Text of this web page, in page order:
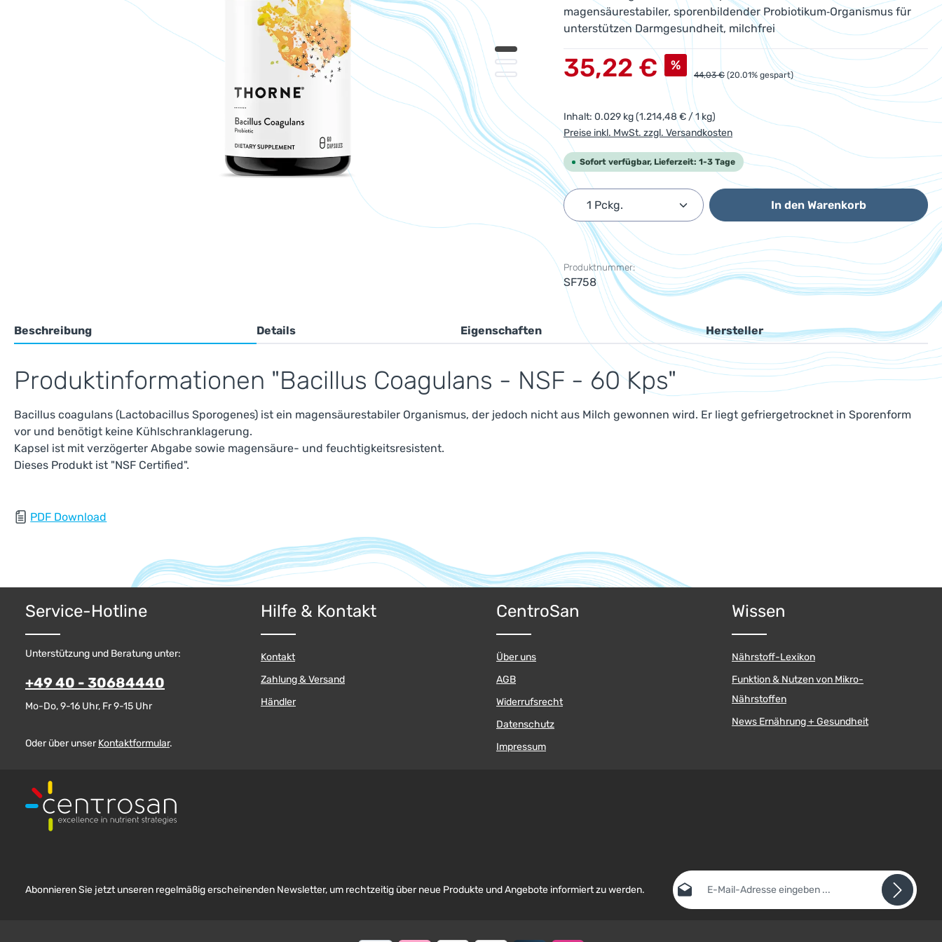
magensäurestabiler, sporenbildender Probiotikum‑Organismus für
unterstützen Darmgesundheit, milchfrei
Verkaufspreis:
35,22 € %
Regulärer Preis:
44,03 € (20.01% gespart)
Inhalt: 0.029 kg(1.214,48 € / 1 kg)
Preise inkl. MwSt. zzgl. Versandkosten
Sofort verfügbar, Lieferzeit: 1-3 Tage
Produkt Anzahl: Gib den gewünschten Wert ein
In den Warenkorb
Produktnummer:
SF758
Beschreibung Details Eigenschaften Hersteller
Produktinformationen "Bacillus Coagulans - NSF - 60 Kps"
Bacillus coagulans (Lactobacillus Sporogenes) ist ein magensäurestabiler Organismus, der jedoch nicht aus Milch gewonnen wird. Er liegt gefriergetrocknet in Sporenform
vor und benötigt keine Kühlschranklagerung.
Kapsel ist mit verzögerter Abgabe sowie magensäure- und feuchtigkeitsresistent.
Dieses Produkt ist "NSF Certified".
PDF Download
Service-Hotline
Unterstützung und Beratung unter:
+49 40 - 30684440
Mo-Do, 9-16 Uhr, Fr 9-15 Uhr
Oder über unserKontaktformular.
Hilfe & Kontakt
Kontakt
Zahlung & Versand
Händler
CentroSan
Über uns
AGB
Widerrufsrecht
Datenschutz
Impressum
Wissen
Nährstoff-Lexikon
Funktion & Nutzen von Mikro-
Nährstoffen
News Ernährung + Gesundheit
Abonnieren Sie jetzt unseren regelmäßig erscheinenden Newsletter, um rechtzeitig über neue Produkte und Angebote informiert zu werden.
E-Mail-Adresse*